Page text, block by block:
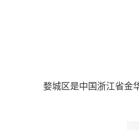
婺城区是中国浙江省金